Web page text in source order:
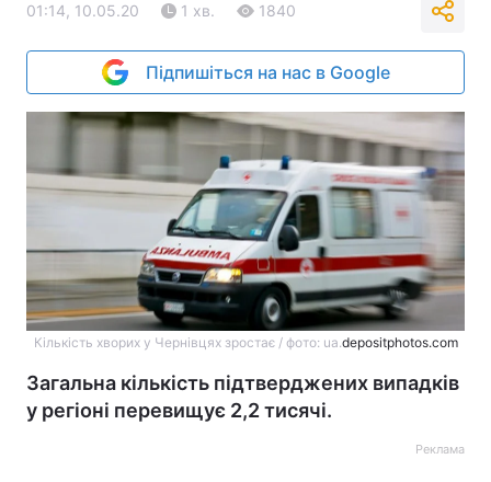
01:14, 10.05.20 1 хв. 1840
Підпишіться на нас в Google
Кількість хворих у Чернівцях зростає / фото: ua.depositphotos.com
Загальна кількість підтверджених випадків
у регіоні перевищує 2,2 тисячі.
Реклама